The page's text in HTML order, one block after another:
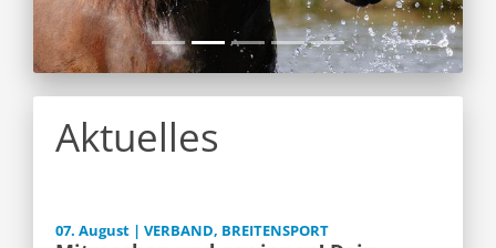
Aktuelles
07. August | VERBAND, BREITENSPORT